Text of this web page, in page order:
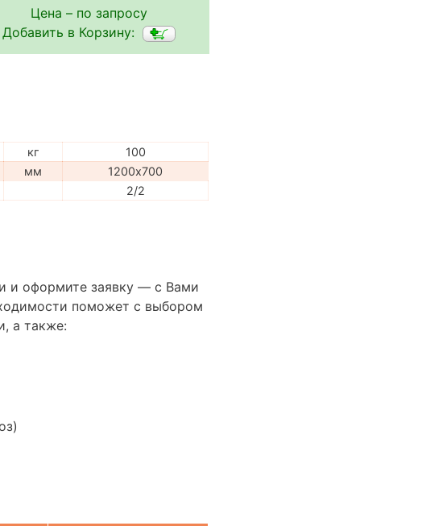
Цена – по запросу
Добавить в Корзину:
кг
100
мм
1200х700
2/2
и оформите заявку — с Вами
поможет с выбором
а также: